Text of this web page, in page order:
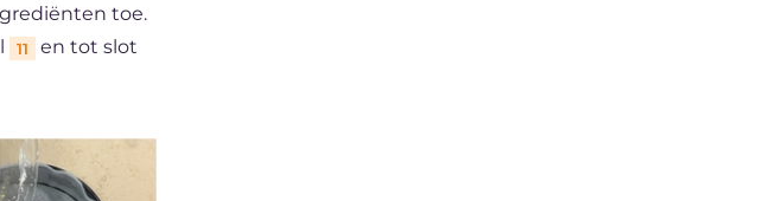
toe.
11
en tot slot